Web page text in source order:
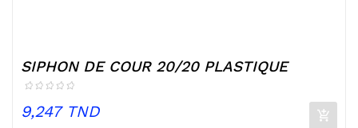
SIPHON DE COUR 20/20 PLASTIQUE
Prix
9,247 TND